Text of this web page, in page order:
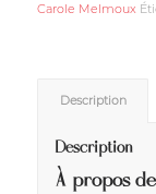
Carole Melmoux
Description
Description
À propos